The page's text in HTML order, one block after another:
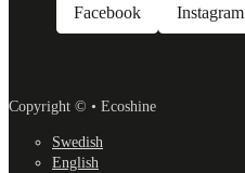
Facebook Instagram
Copyright © • Ecoshine
Swedish
English